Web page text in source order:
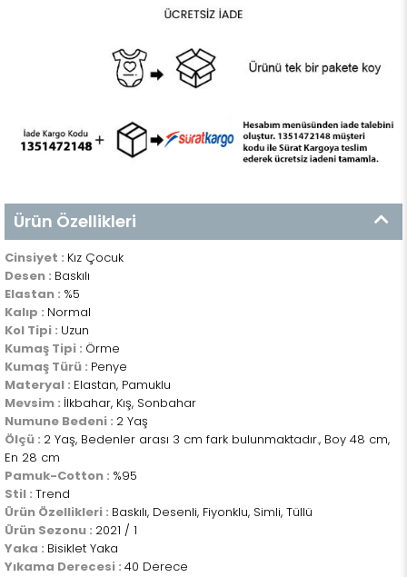
Ürün Özellikleri
Cinsiyet : Kız Çocuk
Desen : Baskılı
Elastan : %5
Kalıp : Normal
Kol Tipi : Uzun
Kumaş Tipi : Örme
Kumaş Türü : Penye
Materyal : Elastan, Pamuklu
Mevsim : İlkbahar, Kış, Sonbahar
Numune Bedeni : 2 Yaş
Ölçü : 2 Yaş, Bedenler arası 3 cm fark bulunmaktadır., Boy 48 cm,
En 28 cm
Pamuk-Cotton : %95
Stil : Trend
Ürün Özellikleri : Baskılı, Desenli, Fiyonklu, Simli, Tüllü
Ürün Sezonu : 2021 / 1
Yaka : Bisiklet Yaka
Yıkama Derecesi : 40 Derece